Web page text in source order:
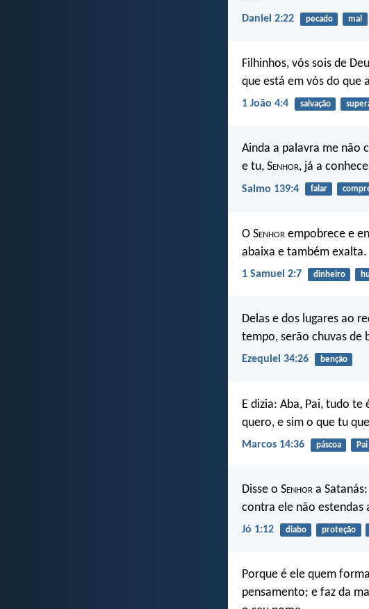
Daniel 2:22 pecado mal
Filhinhos, vós sois de
que está em vós do que
1 João 4:4 salvação
Ainda a palavra me não
e tu, Senhor, já a
Salmo 139:4 falar
O Senhor empobrece e
abaixa e também exalta.
1 Samuel 2:7 dinheiro
Delas e dos lugares ao
tempo, serão chuvas de
Ezequiel 34:26 benção
E dizia: Aba, Pai, tudo
quero, e sim o que tu
Marcos 14:36 páscoa Pai
Disse o Senhor a
contra ele não estendas
Jó 1:12 diabo proteção
Porque é ele quem
pensamento; e faz da